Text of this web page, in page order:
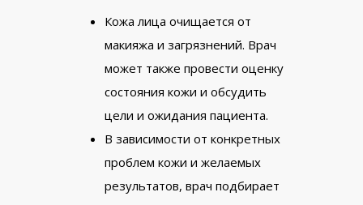
Кожа лица очищается от
макияжа и загрязнений. Врач
может также провести оценку
состояния кожи и обсудить
цели и ожидания пациента.
В зависимости от конкретных
проблем кожи и желаемых
результатов, врач подбирает